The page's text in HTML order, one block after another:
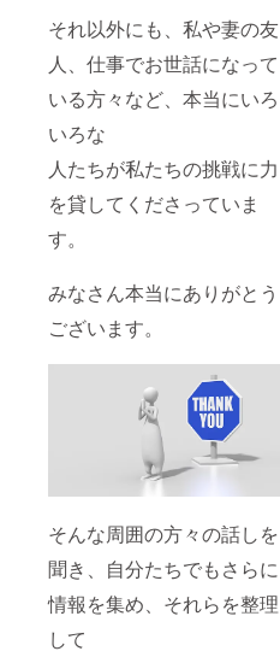
それ以外にも、私や妻の友
人、仕事でお世話になって
いる方々など、本当にいろ
いろな
人たちが私たちの挑戦に力
を貸してくださっていま
す。
みなさん本当にありがとう
ございます。
そんな周囲の方々の話しを
聞き、自分たちでもさらに
情報を集め、それらを整理
して